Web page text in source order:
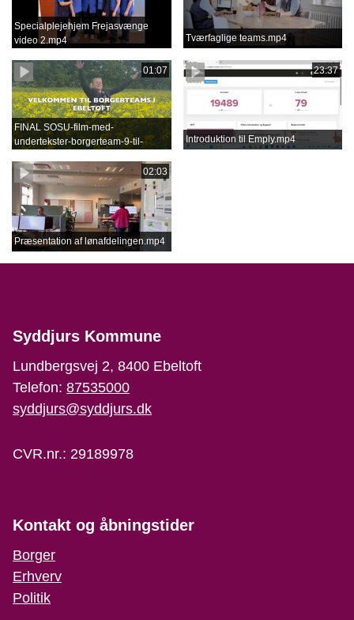
Specialplejehjem Frejasvænge
video 2.mp4
Tværfaglige teams.mp4
01:07
FINAL SOSU-film-med-
undertekster-borgerteam-9-til-
2025.mp4
23:37
Introduktion til Emply.mp4
02:03
Præsentation af lønafdelingen.mp4
Syddjurs Kommune
Lundbergsvej 2, 8400 Ebeltoft
Telefon: 87535000
syddjurs@syddjurs.dk
CVR.nr.: 29189978
Kontakt og åbningstider
Borger
Erhverv
Politik